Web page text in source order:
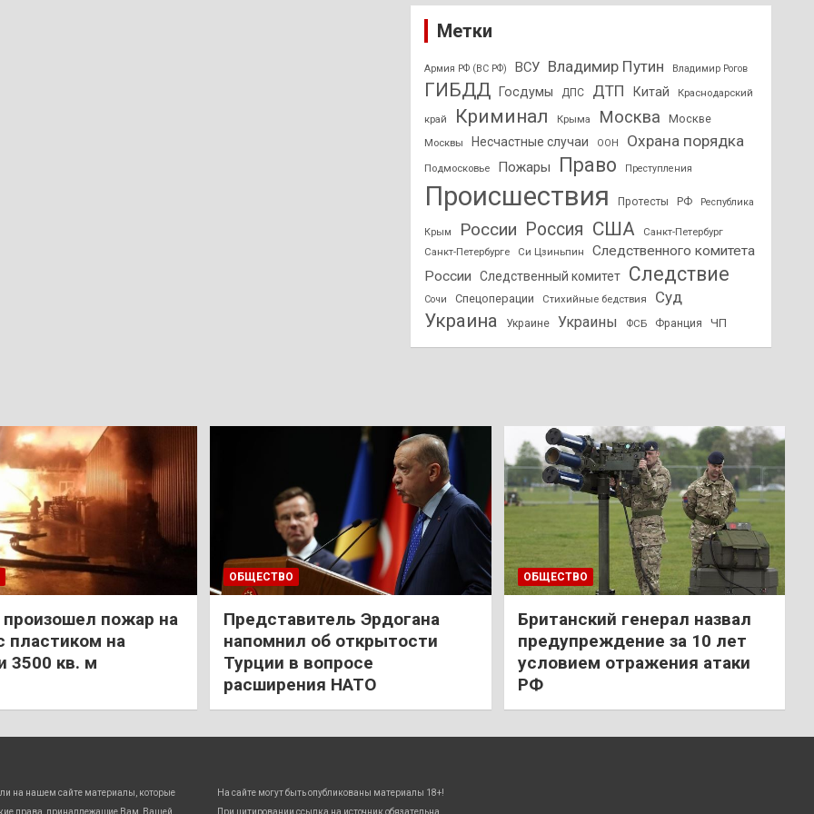
Метки
Армия РФ (ВС РФ) ВСУ Владимир Путин Владимир Рогов
ГИБДД Госдумы ДПС ДТП Китай Краснодарский
край Криминал Крыма Москва Москве
Москвы Несчастные случаи ООН Охрана порядка
Подмосковье Пожары Право Преступления
Происшествия Протесты РФ Республика
Крым России Россия США
Санкт-Петербург
Санкт-Петербурге
Си Цзиньпин
Следственного комитета
России
Следственный комитет Следствие
Сочи Спецоперации Стихийные бедствия Суд
Украина Украине Украины ФСБ Франция ЧП
пожар на
пластиком на
3500 кв. м
ОБЩЕСТВО
Представитель Эрдогана
напомнил об открытости
Турции в вопросе
расширения НАТО
ОБЩЕСТВО
Британский генерал назвал
предупреждение за 10 лет
условием отражения атаки
РФ
на нашем сайте материалы, которые
права, принадлежащие Вам, Вашей
На сайте могут быть опубликованы материалы 18+!
При цитировании ссылка на источник обязательна.